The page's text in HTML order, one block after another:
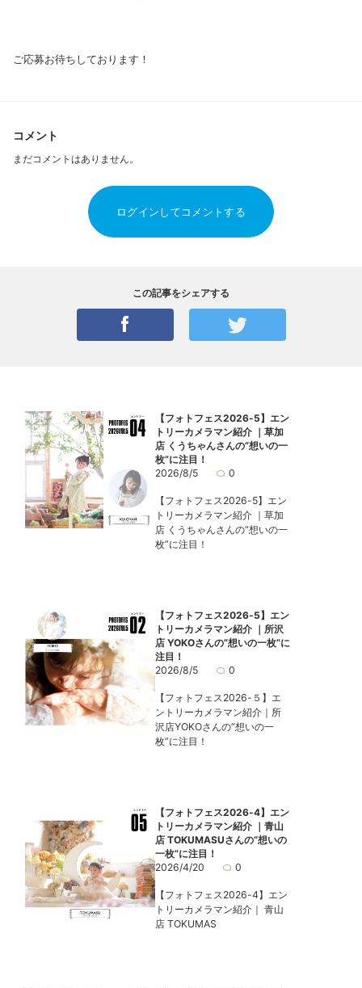
ご応募お待ちしております！
コメント
まだコメントはありません。
ログインしてコメントする
この記事をシェアする
【フォトフェス2026-5】エン
トリーカメラマン紹介 ｜草加
店 くうちゃんさんの“想いの一
枚”に注目！
2026/8/5
0
【フォトフェス2026-5】エン
トリーカメラマン紹介 ｜草加
店 くうちゃんさんの“想いの一
枚”に注目！
【フォトフェス2026-5】エン
トリーカメラマン紹介 ｜所沢
店 YOKOさんの“想いの一枚”に
注目！
2026/8/5
0
【フォトフェス2026-５】エ
ントリーカメラマン紹介｜所
沢店YOKOさんの“想いの一
枚”に注目！
【フォトフェス2026-4】エン
トリーカメラマン紹介 ｜青山
店 TOKUMASUさんの“想いの
一枚”に注目！
2026/4/20
0
【フォトフェス2026-4】エン
トリーカメラマン紹介｜ 青山
店 TOKUMAS